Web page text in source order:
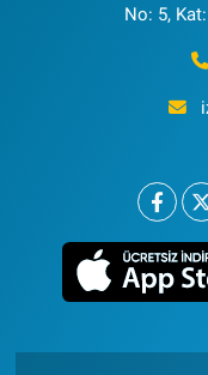
No: 5,